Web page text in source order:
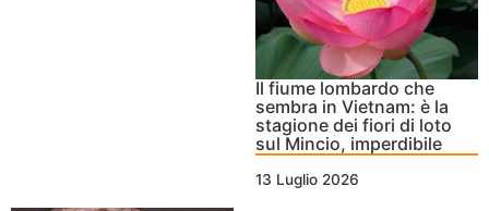
Il fiume lombardo che
sembra in Vietnam: è la
stagione dei fiori di loto
sul Mincio, imperdibile
13 Luglio 2026